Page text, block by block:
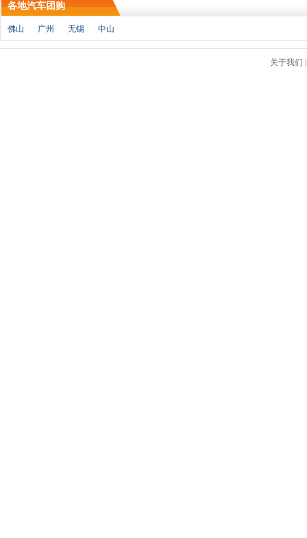
各地汽车团购
佛山 广州 无锡 中山
关于我们